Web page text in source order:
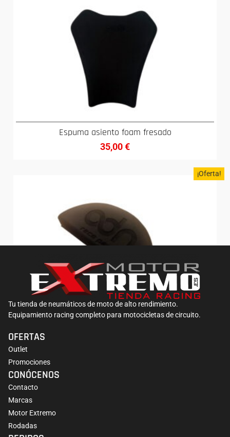
Espuma asiento foam fresado
35,00€
¡Oferta!
Respaldo de Espuma ADN
Tu tienda de neumáticos de moto de alto rendimiento.
Equipamiento racing completo para motocicletas de circuito.
OFERTAS
Outlet
Promociones
CONÓCENOS
Contacto
Marcas
Motor Extremo
Rodadas